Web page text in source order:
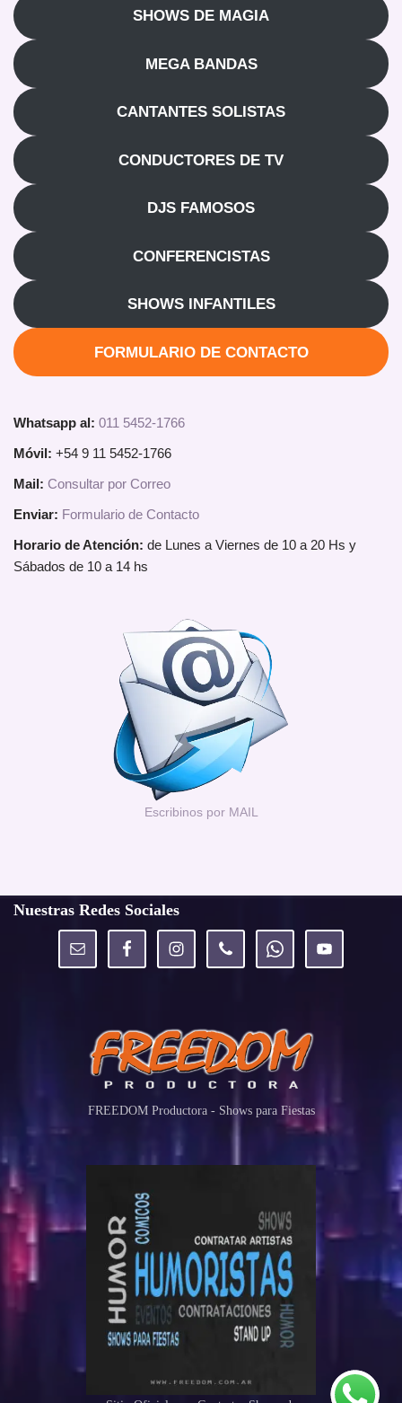
SHOWS DE MAGIA
MEGA BANDAS
CANTANTES SOLISTAS
CONDUCTORES DE TV
DJS FAMOSOS
CONFERENCISTAS
SHOWS INFANTILES
FORMULARIO DE CONTACTO
Whatsapp al: 011 5452-1766
Móvil: +54 9 11 5452-1766
Mail: Consultar por Correo
Enviar: Formulario de Contacto
Horario de Atención: de Lunes a Viernes de 10 a 20 Hs y
Sábados de 10 a 14 hs
Escribinos por MAIL
Nuestras Redes Sociales
FREEDOM Productora - Shows para Fiestas